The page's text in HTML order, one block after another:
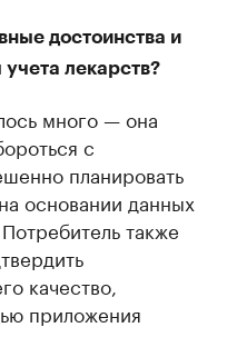
достоинства и
лекарств?
много — она
с
планировать
основании данных
также
качество,
приложения